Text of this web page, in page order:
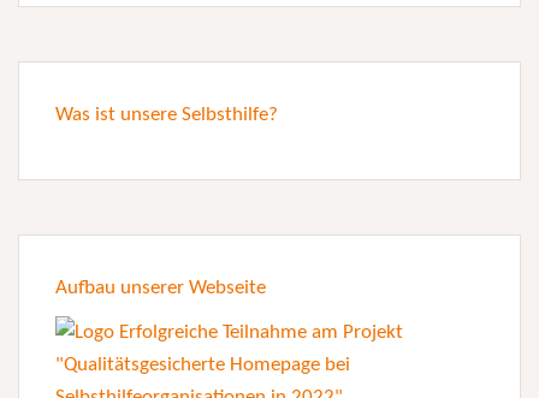
Was ist unsere Selbsthilfe?
Aufbau unserer Webseite